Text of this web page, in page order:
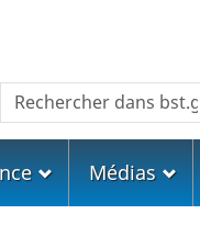
Rechercher
Médias